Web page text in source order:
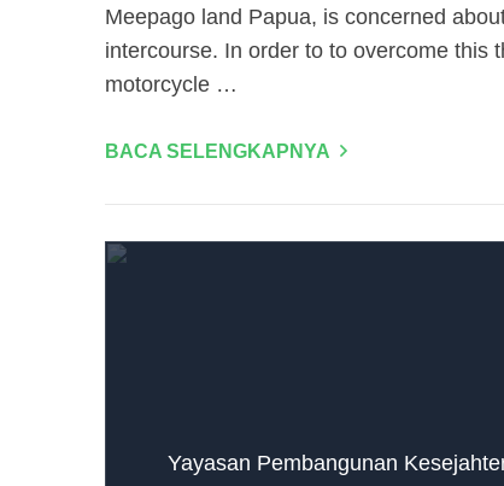
​​Meepago land Papua, is concerned
intercourse. In order to to overcome this
motorcycle …
BACA SELENGKAPNYA
Yayasan Pembangunan